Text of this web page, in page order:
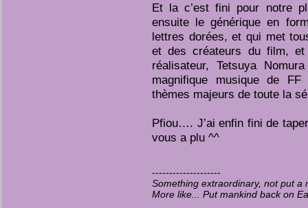
Et la c’est fini pour notre
ensuite le générique en
lettres dorées, et qui met
et des créateurs du film,
réalisateur, Tetsuya
magnifique musique de
thèmes majeurs de toute la
Pfiou…. J’ai enfin fini de
vous a plu ^^
--------------------
Something extraordinary, not put a
More like... Put mankind back on